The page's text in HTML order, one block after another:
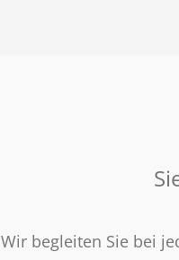
Wir begleiten Sie bei